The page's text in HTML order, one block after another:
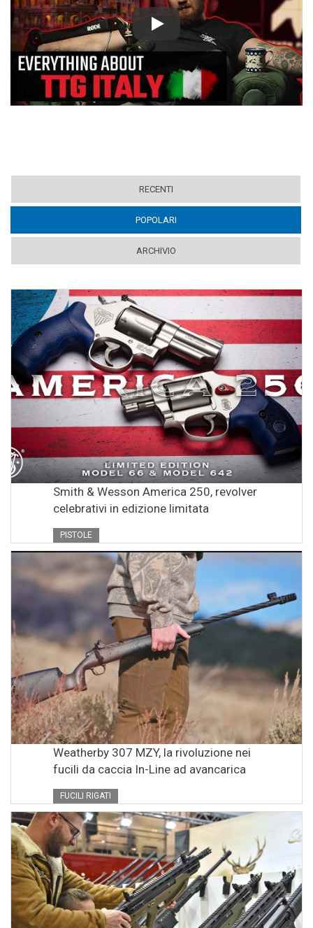
Play
RECENTI
POPOLARI
ARCHIVIO
Smith & Wesson America 250, revolver
celebrativi in edizione limitata
PISTOLE
Weatherby 307 MZY, la rivoluzione nei
fucili da caccia In-Line ad avancarica
FUCILI RIGATI